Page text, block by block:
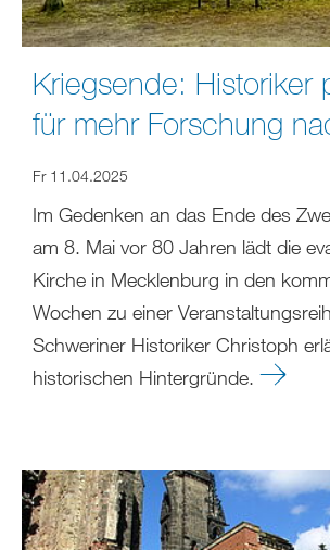
Kriegsende: Historiker
für mehr Forschung
Fr 11.04.2025
Im Gedenken an das Ende des
am 8. Mai vor 80 Jahren lädt die
Kirche in Mecklenburg in den
Wochen zu einer
Schweriner Historiker Christoph
historischen Hintergründe.